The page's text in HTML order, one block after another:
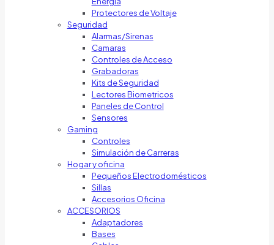
Protectores de Voltaje
Seguridad
Alarmas/Sirenas
Camaras
Controles de Acceso
Grabadoras
Kits de Seguridad
Lectores Biometricos
Paneles de Control
Sensores
Gaming
Controles
Simulación de Carreras
Hogar y oficina
Pequeños Electrodomésticos
Sillas
Accesorios Oficina
ACCESORIOS
Adaptadores
Bases